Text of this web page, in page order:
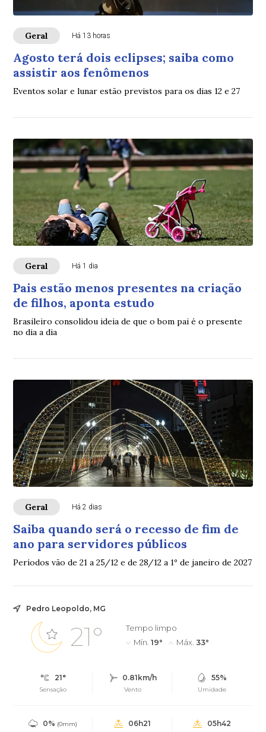
Geral Há 13 horas
Agosto terá dois eclipses; saiba como
assistir aos fenômenos
Eventos solar e lunar estão previstos para os dias 12 e 27
Geral Há 1 dia
Pais estão menos presentes na criação
de filhos, aponta estudo
Brasileiro consolidou ideia de que o bom pai é o presente
no dia a dia
Geral Há 2 dias
Saiba quando será o recesso de fim de
ano para servidores públicos
Períodos vão de 21 a 25/12 e de 28/12 a 1º de janeiro de 2027
Pedro Leopoldo, MG
21°
Tempo limpo
Mín. 19° Máx. 33°
21°
Sensação
0.81km/h
Vento
55%
Umidade
0% (0mm)
06h21 05h42